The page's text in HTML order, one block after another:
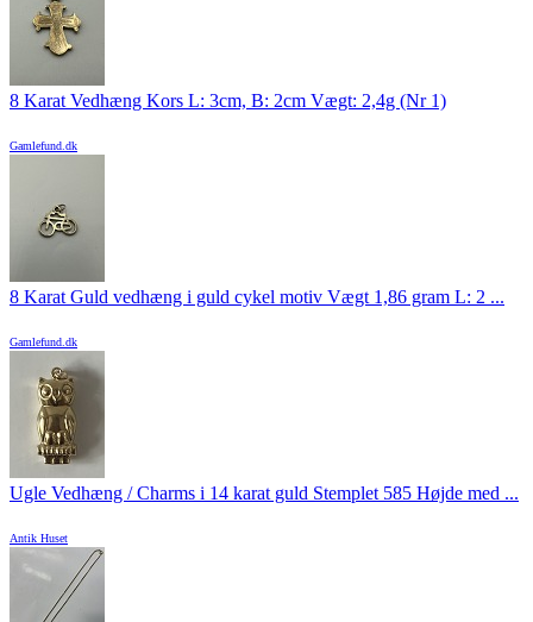
8 Karat Vedhæng Kors L: 3cm, B: 2cm Vægt: 2,4g (Nr 1)
Gamlefund.dk
8 Karat Guld vedhæng i guld cykel motiv Vægt 1,86 gram L: 2 ...
Gamlefund.dk
Ugle Vedhæng / Charms i 14 karat guld Stemplet 585 Højde med ...
Antik Huset